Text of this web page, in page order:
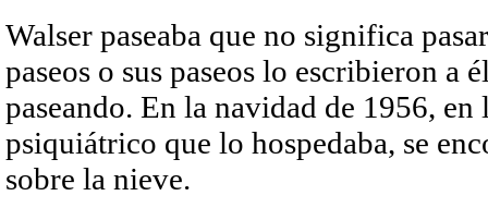
Walser paseaba que no significa
paseos o sus paseos lo escribieron a
paseando. En la navidad de 1956,
psiquiátrico que lo hospedaba, se
sobre la nieve.